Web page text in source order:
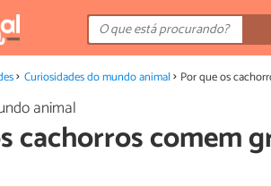
Curiosidades do mundo animal Por que os
animal
cachorros comem